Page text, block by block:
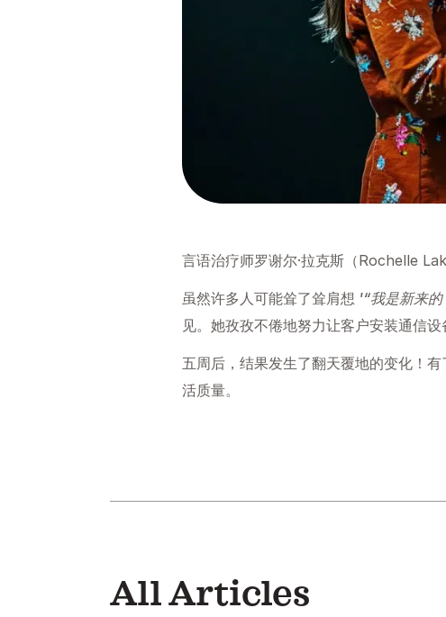
言语治疗师罗谢尔·拉克斯（Rochelle
虽然许多人可能耸了耸肩想 '“我是新来
见。她孜孜不倦地努力让客户安装通信
五周后，结果发生了翻天覆地的变化！
活质量。
All Articles